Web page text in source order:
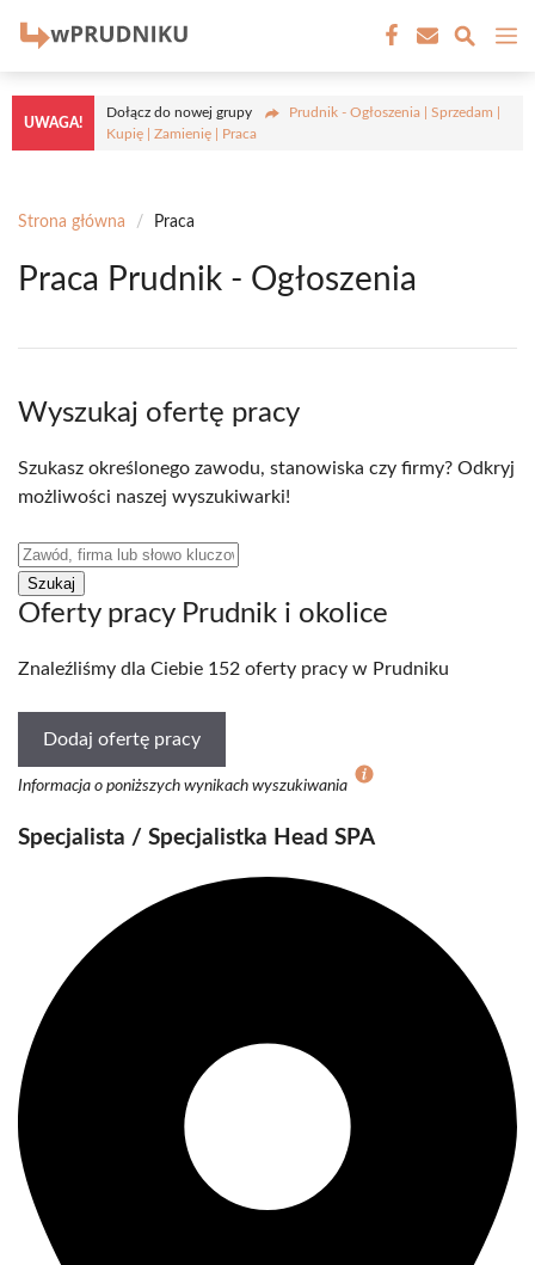
treści
UWAGA!
Dołącz do nowej grupy
Prudnik - Ogłoszenia | Sprzedam |
Kupię | Zamienię | Praca
Strona główna / Praca
Praca Prudnik - Ogłoszenia
Wyszukaj ofertę pracy
Szukasz określonego zawodu, stanowiska czy firmy? Odkryj
możliwości naszej wyszukiwarki!
Oferty pracy Prudnik i okolice
Znaleźliśmy dla Ciebie 152 oferty pracy w Prudniku
Dodaj ofertę pracy
Informacja o poniższych wynikach wyszukiwania
Specjalista / Specjalistka Head SPA